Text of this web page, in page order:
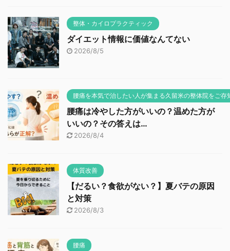
整体・カイロプラクティック
ダイエット情報に価値なんてない
2026/8/5
腰痛を本気で治したい人が集まる久留米の整体院をご存
腰痛は冷やした方がいいの？温めた方が
いいの？その答えは…
2026/8/4
体質改善
【だるい？食欲がない？】夏バテの原因
と対策
2026/8/3
腰痛